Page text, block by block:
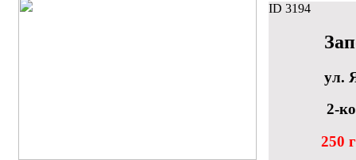
ID 3194
ул.
2-
250